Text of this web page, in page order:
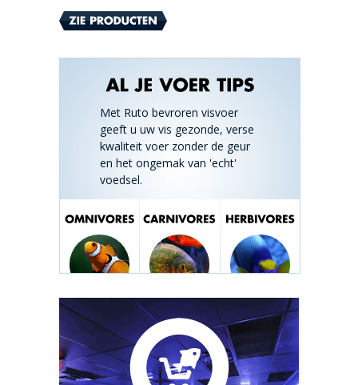
Met Ruto bevroren visvoer
geeft u uw vis gezonde, verse
kwaliteit voer zonder de geur
en het ongemak van 'echt'
voedsel.